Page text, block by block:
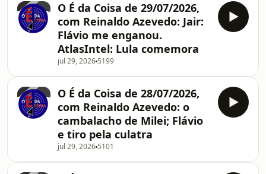
O É da Coisa de 29/07/2026,
com Reinaldo Azevedo: Jair:
Flávio me enganou.
AtlasIntel: Lula comemora
jul 29, 2026 5199
O É da Coisa de 28/07/2026,
com Reinaldo Azevedo: o
cambalacho de Milei; Flávio
e tiro pela culatra
jul 29, 2026 5101